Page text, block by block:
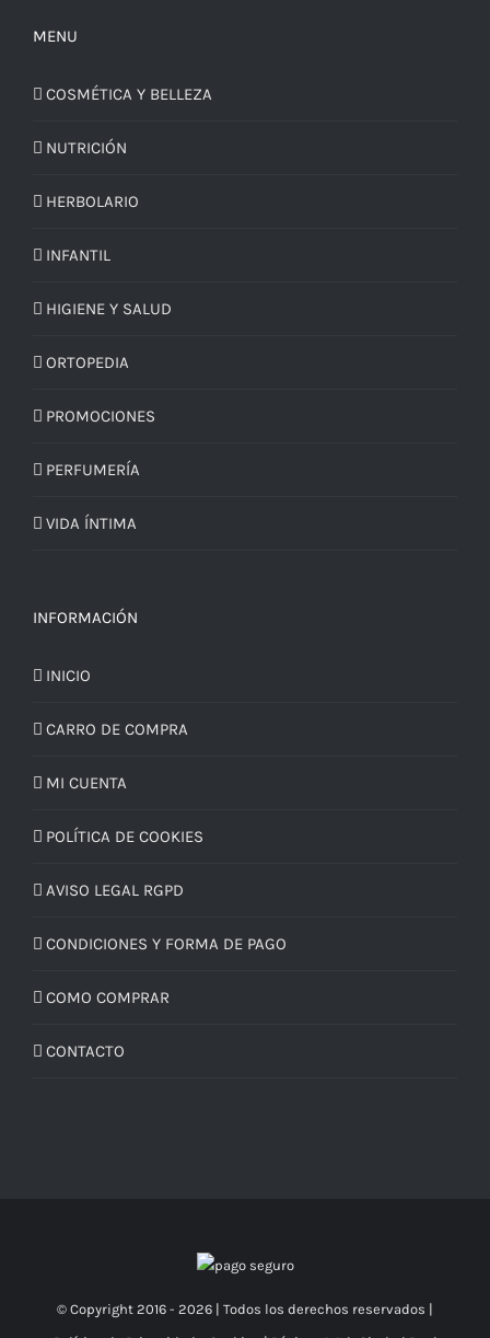
MENU
COSMÉTICA Y BELLEZA
NUTRICIÓN
HERBOLARIO
INFANTIL
HIGIENE Y SALUD
ORTOPEDIA
PROMOCIONES
PERFUMERÍA
VIDA ÍNTIMA
INFORMACIÓN
INICIO
CARRO DE COMPRA
MI CUENTA
POLÍTICA DE COOKIES
AVISO LEGAL RGPD
CONDICIONES Y FORMA DE PAGO
COMO COMPRAR
CONTACTO
© Copyright 2016 - 2026 | Todos los derechos reservados |